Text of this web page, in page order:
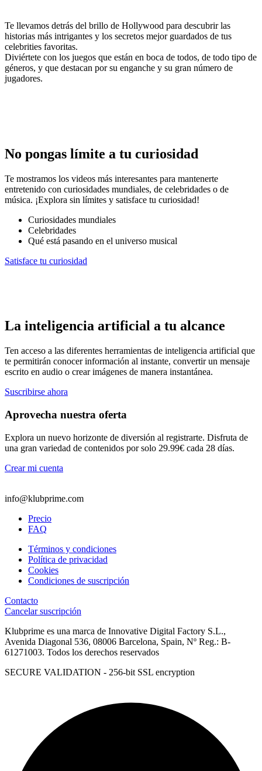
Te llevamos detrás del brillo de Hollywood para descubrir las
historias más intrigantes y los secretos mejor guardados de tus
celebrities favoritas.
Diviértete con los juegos que están en boca de todos, de todo tipo de
géneros, y que destacan por su enganche y su gran número de
jugadores.
No pongas límite a tu curiosidad
Te mostramos los videos más interesantes para mantenerte
entretenido con curiosidades mundiales, de celebridades o de
música. ¡Explora sin límites y satisface tu curiosidad!
Curiosidades mundiales
Celebridades
Qué está pasando en el universo musical
Satisface tu curiosidad
La inteligencia artificial a tu alcance
Ten acceso a las diferentes herramientas de inteligencia artificial que
te permitirán conocer información al instante, convertir un mensaje
escrito en audio o crear imágenes de manera instantánea.
Suscribirse ahora
Aprovecha nuestra oferta
Explora un nuevo horizonte de diversión al registrarte. Disfruta de
una gran variedad de contenidos por solo 29.99€ cada 28 días.
Crear mi cuenta
info@klubprime.com
Precio
FAQ
Términos y condiciones
Política de privacidad
Cookies
Condiciones de suscripción
Contacto
Cancelar suscripción
Klubprime es una marca de Innovative Digital Factory S.L.,
Avenida Diagonal 536, 08006 Barcelona, Spain, Nº Reg.: B-
61271003. Todos los derechos reservados
SECURE VALIDATION - 256-bit SSL encryption